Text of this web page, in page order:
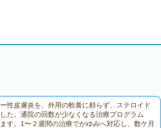
性皮膚炎を、外用の軟膏に頼らず、ステロイド
た。通院の回数が少なくなる治療プログラム
す。1〜２週間の治療でかゆみへ対応し、数ケ月